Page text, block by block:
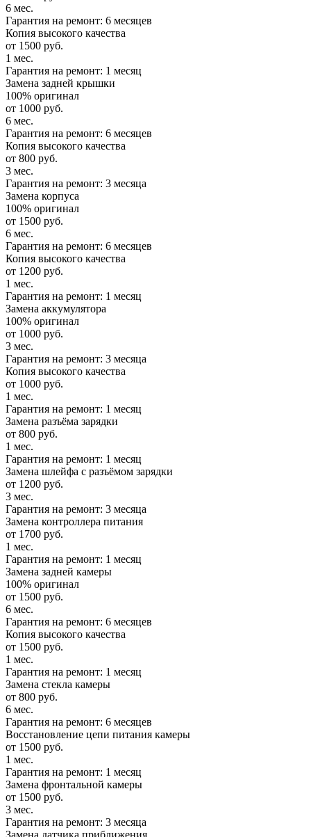
6 мес.
Гарантия на ремонт: 6 месяцев
Копия высокого качества
от 1500 руб.
1 мес.
Гарантия на ремонт: 1 месяц
Замена задней крышки
100% оригинал
от 1000 руб.
6 мес.
Гарантия на ремонт: 6 месяцев
Копия высокого качества
от 800 руб.
3 мес.
Гарантия на ремонт: 3 месяца
Замена корпуса
100% оригинал
от 1500 руб.
6 мес.
Гарантия на ремонт: 6 месяцев
Копия высокого качества
от 1200 руб.
1 мес.
Гарантия на ремонт: 1 месяц
Замена аккумулятора
100% оригинал
от 1000 руб.
3 мес.
Гарантия на ремонт: 3 месяца
Копия высокого качества
от 1000 руб.
1 мес.
Гарантия на ремонт: 1 месяц
Замена разъёма зарядки
от 800 руб.
1 мес.
Гарантия на ремонт: 1 месяц
Замена шлейфа с разъёмом зарядки
от 1200 руб.
3 мес.
Гарантия на ремонт: 3 месяца
Замена контроллера питания
от 1700 руб.
1 мес.
Гарантия на ремонт: 1 месяц
Замена задней камеры
100% оригинал
от 1500 руб.
6 мес.
Гарантия на ремонт: 6 месяцев
Копия высокого качества
от 1500 руб.
1 мес.
Гарантия на ремонт: 1 месяц
Замена стекла камеры
от 800 руб.
6 мес.
Гарантия на ремонт: 6 месяцев
Восстановление цепи питания камеры
от 1500 руб.
1 мес.
Гарантия на ремонт: 1 месяц
Замена фронтальной камеры
от 1500 руб.
3 мес.
Гарантия на ремонт: 3 месяца